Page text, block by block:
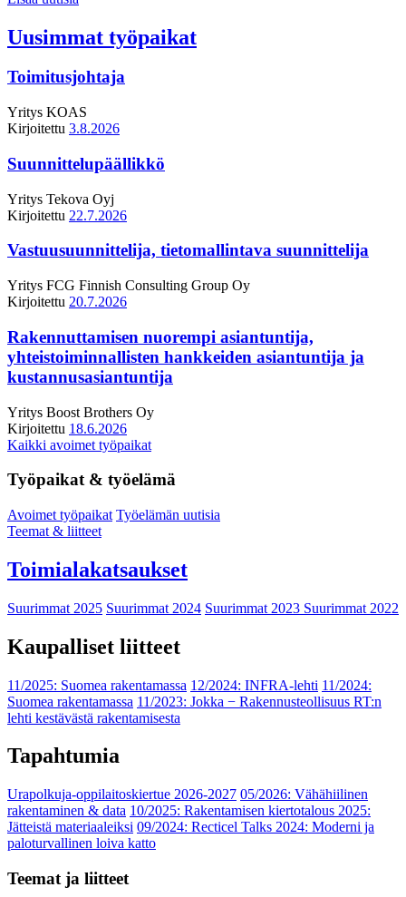
Uusimmat työpaikat
Toimitusjohtaja
Yritys KOAS
Kirjoitettu 3.8.2026
Suunnittelupäällikkö
Yritys Tekova Oyj
Kirjoitettu 22.7.2026
Vastuusuunnittelija, tietomallintava suunnittelija
Yritys FCG Finnish Consulting Group Oy
Kirjoitettu 20.7.2026
Rakennuttamisen nuorempi asiantuntija,
yhteistoiminnallisten hankkeiden asiantuntija ja
kustannusasiantuntija
Yritys Boost Brothers Oy
Kirjoitettu 18.6.2026
Kaikki avoimet työpaikat
Työpaikat & työelämä
Avoimet työpaikat Työelämän uutisia
Teemat & liitteet
Toimialakatsaukset
Suurimmat 2025 Suurimmat 2024 Suurimmat 2023 Suurimmat 2022
Kaupalliset liitteet
11/2025: Suomea rakentamassa 12/2024: INFRA-lehti 11/2024:
Suomea rakentamassa 11/2023: Jokka − Rakennusteollisuus RT:n
lehti kestävästä rakentamisesta
Tapahtumia
Urapolkuja-oppilaitoskiertue 2026-2027 05/2026: Vähähiilinen
rakentaminen & data 10/2025: Rakentamisen kiertotalous 2025:
Jätteistä materiaaleiksi 09/2024: Recticel Talks 2024: Moderni ja
paloturvallinen loiva katto
Teemat ja liitteet